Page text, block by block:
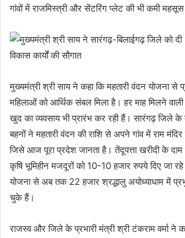
गांवों में राजमिस्त्री और सेंटरिंग प्लेट की भी कमी
मुख्यमंत्री श्री साय ने कहा कि महतारी वंदन योजना
महिलाओं को आर्थिक संबल मिला है। हर माह मिलने वाली
खुद का व्यवसाय भी प्रारंभ कर रही हैं। सारंगढ़ जिले
बहनों ने महतारी वंदन की राशि से अपने गांव में राम मंदिर
जिसे आज पूरा प्रदेश जानता है। तेंदूपत्ता खरीदी के
कृषि भूमिहीन मजदूरों को 10-10 हजार रुपये दिए जा
योजना से अब तक 22 हजार श्रद्धालु अयोध्याधाम में
चुके हैं।
राजस्व और जिले के प्रभारी मंत्री श्री टंकराम वर्मा ने